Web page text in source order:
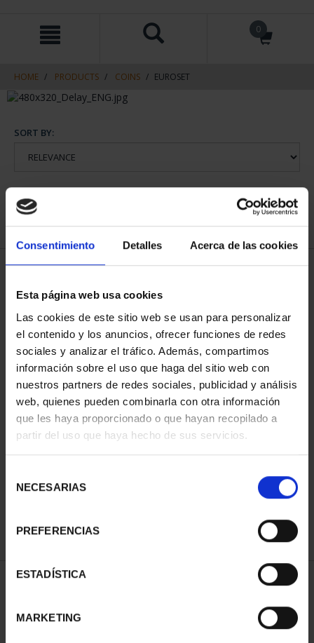
Consentimiento Detalles Acerca de las cookies
Esta página web usa cookies
Las cookies de este sitio web se usan para personalizar
el contenido y los anuncios, ofrecer funciones de redes
sociales y analizar el tráfico. Además, compartimos
información sobre el uso que haga del sitio web con
nuestros partners de redes sociales, publicidad y análisis
web, quienes pueden combinarla con otra información
que les haya proporcionado o que hayan recopilado a
partir del uso que haya hecho de sus servicios.
NECESARIAS
PREFERENCIAS
ESTADÍSTICA
MARKETING
navigation
0
HOME PRODUCTS COINS EUROSET
SORT BY:
EUROSET SPAIN 2023